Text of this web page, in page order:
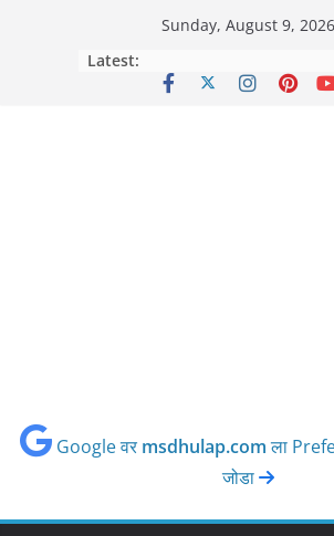
Sunday, August 9, 2026
Latest:
Google वर msdhulap.comला
जोडा